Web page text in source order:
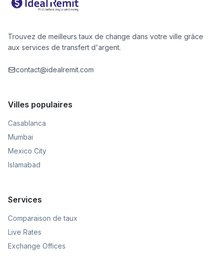
Trouvez de meilleurs taux de change dans votre ville grâce
aux services de transfert d'argent.
contact@idealremit.com
Villes populaires
Casablanca
Mumbai
Mexico City
Islamabad
Services
Comparaison de taux
Live Rates
Exchange Offices